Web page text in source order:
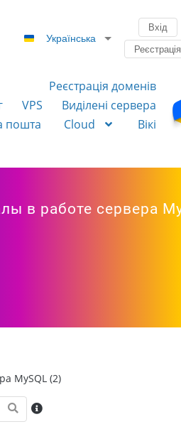
Українська
Вхід
Реєстрація
Реєстрація доменів
VPS
Виділені сервера
пошта
Cloud
Вікі
в работе сервера
MySQL (2)